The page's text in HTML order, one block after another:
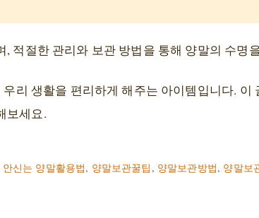
적절한 관리와 보관 방법을 통해 양말의 수명
리 생활을 편리하게 해주는 아이템입니다. 이
보세요.
안신는 양말활용법, 양말보관꿀팁 , 양말보관방법, 양말보